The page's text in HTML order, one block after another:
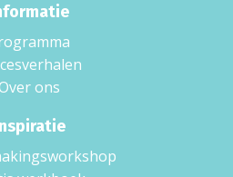
ons